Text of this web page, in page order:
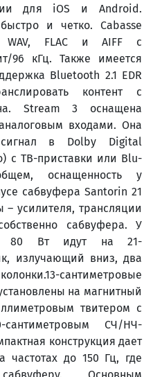
для iOS и Android.
и четко. Cabasse
WAV, FLAC и AIFF с
96 кГц. Также имеется
Bluetooth 2.1 EDR
контент с
Stream 3 оснащена
входами. Она
сигнал в Dolby Digital
с ТВ-приставки или Blu-
оснащенность у
сабвуфера Santorin 21
– усилителя, трансляции
сабвуфера. У
80 Вт идут на 21-
излучающий вниз, два
сантиметровые
на магнитный
твитером с
СЧ/НЧ-
конструкция дает
частотах до 150 Гц, где